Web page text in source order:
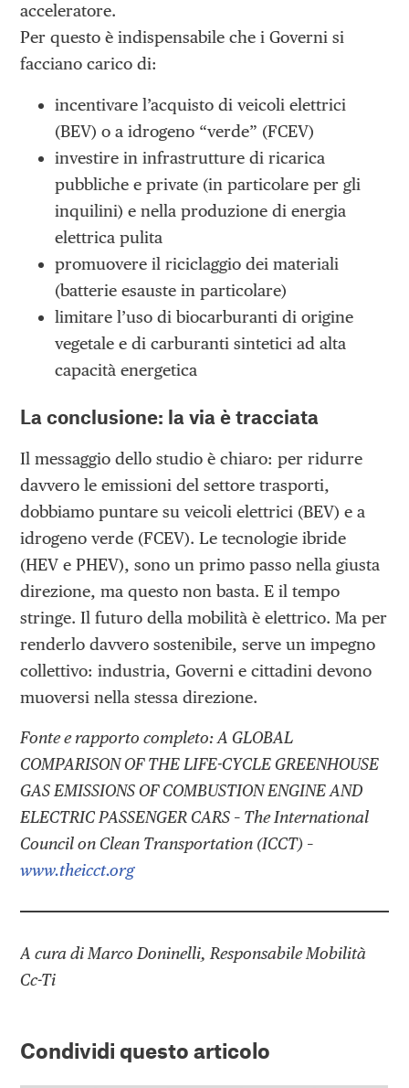
acceleratore.
Per questo è indispensabile che i Governi si
facciano carico di:
incentivare l’acquisto di veicoli elettrici
(BEV) o a idrogeno “verde” (FCEV)
investire in infrastrutture di ricarica
pubbliche e private (in particolare per gli
inquilini) e nella produzione di energia
elettrica pulita
promuovere il riciclaggio dei materiali
(batterie esauste in particolare)
limitare l’uso di biocarburanti di origine
vegetale e di carburanti sintetici ad alta
capacità energetica
La conclusione: la via è tracciata
Il messaggio dello studio è chiaro: per ridurre
davvero le emissioni del settore trasporti,
dobbiamo puntare su veicoli elettrici (BEV) e a
idrogeno verde (FCEV). Le tecnologie ibride
(HEV e PHEV), sono un primo passo nella giusta
direzione, ma questo non basta. E il tempo
stringe. Il futuro della mobilità è elettrico. Ma per
renderlo davvero sostenibile, serve un impegno
collettivo: industria, Governi e cittadini devono
muoversi nella stessa direzione.
Fonte e rapporto completo: A GLOBAL
COMPARISON OF THE LIFE-CYCLE GREENHOUSE
GAS EMISSIONS OF COMBUSTION ENGINE AND
ELECTRIC PASSENGER CARS – The International
Council on Clean Transportation (ICCT) –
www.theicct.org
A cura di Marco Doninelli, Responsabile Mobilità
Cc-Ti
Condividi questo articolo